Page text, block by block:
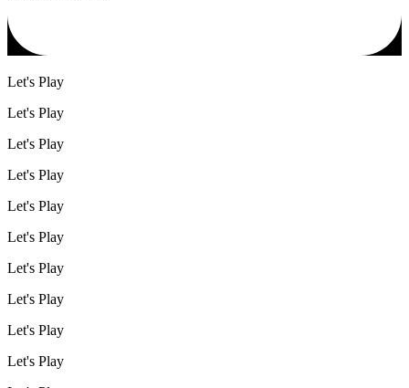
Let's Play
Let's Play
Let's Play
Let's Play
Let's Play
Let's Play
Let's Play
Let's Play
Let's Play
Let's Play